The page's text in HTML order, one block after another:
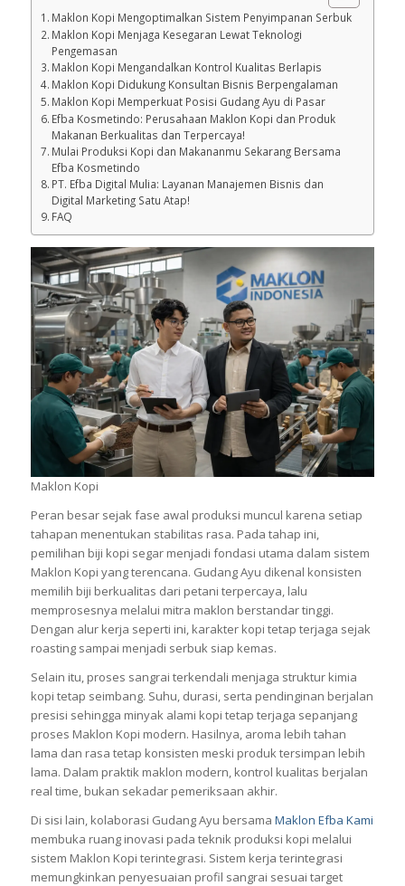
Maklon Kopi Mengoptimalkan Sistem Penyimpanan Serbuk
Maklon Kopi Menjaga Kesegaran Lewat Teknologi
Pengemasan
Maklon Kopi Mengandalkan Kontrol Kualitas Berlapis
Maklon Kopi Didukung Konsultan Bisnis Berpengalaman
Maklon Kopi Memperkuat Posisi Gudang Ayu di Pasar
Efba Kosmetindo: Perusahaan Maklon Kopi dan Produk
Makanan Berkualitas dan Terpercaya!
Mulai Produksi Kopi dan Makananmu Sekarang Bersama
Efba Kosmetindo
PT. Efba Digital Mulia: Layanan Manajemen Bisnis dan
Digital Marketing Satu Atap!
FAQ
Maklon Kopi
Peran besar sejak fase awal produksi muncul karena setiap
tahapan menentukan stabilitas rasa. Pada tahap ini,
pemilihan biji kopi segar menjadi fondasi utama dalam sistem
Maklon Kopi yang terencana. Gudang Ayu dikenal konsisten
memilih biji berkualitas dari petani terpercaya, lalu
memprosesnya melalui mitra maklon berstandar tinggi.
Dengan alur kerja seperti ini, karakter kopi tetap terjaga sejak
roasting sampai menjadi serbuk siap kemas.
Selain itu, proses sangrai terkendali menjaga struktur kimia
kopi tetap seimbang. Suhu, durasi, serta pendinginan berjalan
presisi sehingga minyak alami kopi tetap terjaga sepanjang
proses Maklon Kopi modern. Hasilnya, aroma lebih tahan
lama dan rasa tetap konsisten meski produk tersimpan lebih
lama. Dalam praktik maklon modern, kontrol kualitas berjalan
real time, bukan sekadar pemeriksaan akhir.
Di sisi lain, kolaborasi Gudang Ayu bersama Maklon Efba Kami
membuka ruang inovasi pada teknik produksi kopi melalui
sistem Maklon Kopi terintegrasi. Sistem kerja terintegrasi
memungkinkan penyesuaian profil sangrai sesuai target